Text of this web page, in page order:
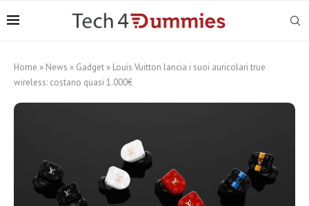
Home » News » Gadget » Louis Vuitton lancia i suoi auricolari true
wireless: costano quasi 1.000€